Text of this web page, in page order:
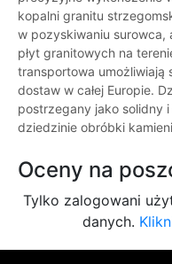
kopalni granitu
w pozyskiwaniu surowca,
płyt granitowych na
transportowa umożliwiają
dostaw w całej Europie.
postrzegany jako solidny
dziedzinie obróbki
Oceny na
Tylko zalogowani
danych.